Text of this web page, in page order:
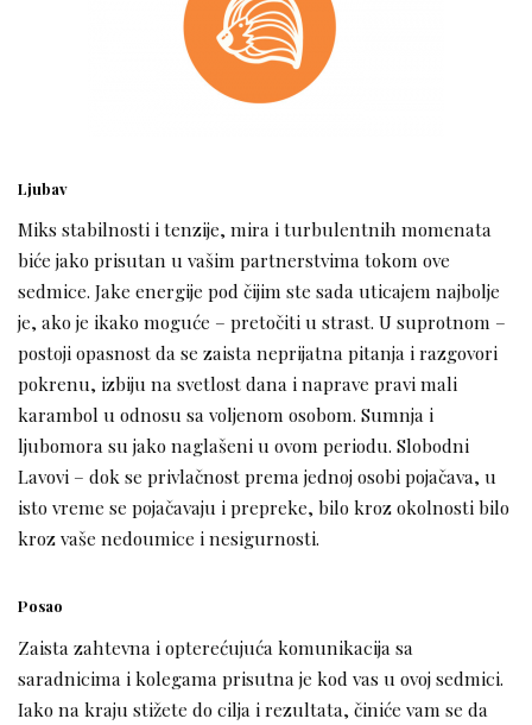
Ljubav
Miks stabilnosti i tenzije, mira i turbulentnih momenata
biće jako prisutan u vašim partnerstvima tokom ove
sedmice. Jake energije pod čijim ste sada uticajem najbolje
je, ako je ikako moguće – pretočiti u strast. U suprotnom –
postoji opasnost da se zaista neprijatna pitanja i razgovori
pokrenu, izbiju na svetlost dana i naprave pravi mali
karambol u odnosu sa voljenom osobom. Sumnja i
ljubomora su jako naglašeni u ovom periodu. Slobodni
Lavovi – dok se privlačnost prema jednoj osobi pojačava, u
isto vreme se pojačavaju i prepreke, bilo kroz okolnosti bilo
kroz vaše nedoumice i nesigurnosti.
Posao
Zaista zahtevna i opterećujuća komunikacija sa
saradnicima i kolegama prisutna je kod vas u ovoj sedmici.
Iako na kraju stižete do cilja i rezultata, činiće vam se da